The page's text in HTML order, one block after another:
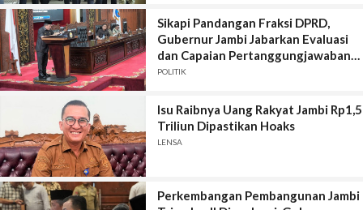
Sikapi Pandangan Fraksi DPRD,
Gubernur Jambi Jabarkan Evaluasi
dan Capaian Pertanggungjawaban
APBD 2025
POLITIK
Isu Raibnya Uang Rakyat Jambi Rp1,5
Triliun Dipastikan Hoaks
LENSA
Perkembangan Pembangunan Jambi